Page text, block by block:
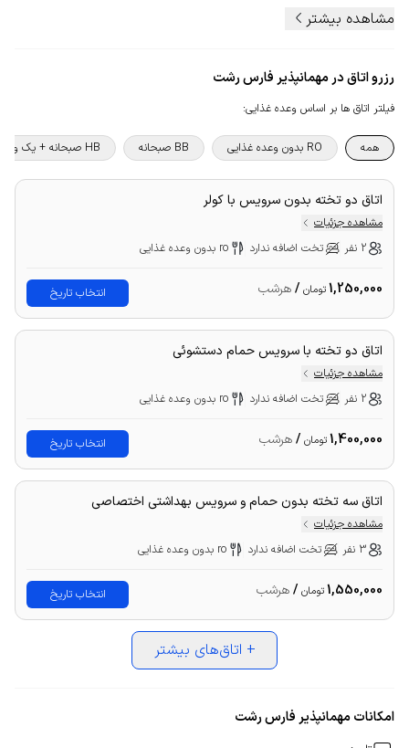
مشاهده بیشتر
رزرو اتاق در مهمانپذیر فارس رشت
فیلتر اتاق ها بر اساس وعده غذایی:
همه RO بدون وعده غذایی BB صبحانه HB صبحانه + یک وعده غذا
اتاق دو تخته بدون سرویس با کولر
مشاهده جزئیات
2 نفر
تخت اضافه ندارد ro بدون وعده غذایی
1,250,000تومان /هرشب انتخاب تاریخ
اتاق دو تخته با سرویس حمام دستشوئی
مشاهده جزئیات
2 نفر
تخت اضافه ندارد ro بدون وعده غذایی
1,400,000تومان /هرشب انتخاب تاریخ
اتاق سه تخته بدون حمام و سرویس بهداشتی اختصاصی
مشاهده جزئیات
3 نفر
تخت اضافه ندارد ro بدون وعده غذایی
1,550,000تومان /هرشب انتخاب تاریخ
+ اتاق‌های بیشتر
امکانات مهمانپذیر فارس رشت